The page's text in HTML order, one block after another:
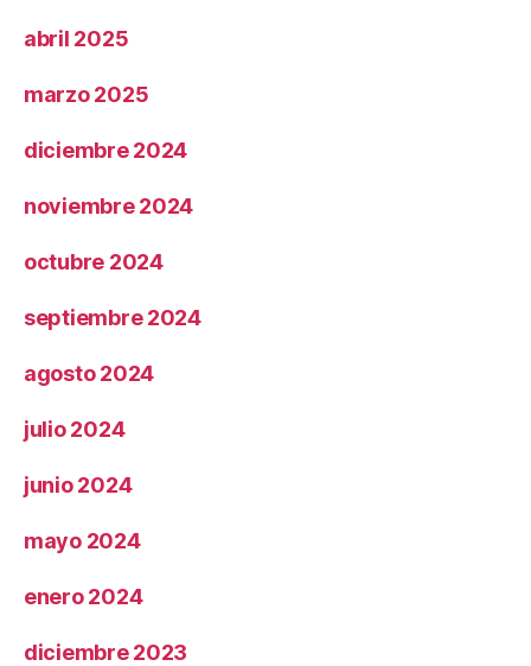
abril 2025
marzo 2025
diciembre 2024
noviembre 2024
octubre 2024
septiembre 2024
agosto 2024
julio 2024
junio 2024
mayo 2024
enero 2024
diciembre 2023